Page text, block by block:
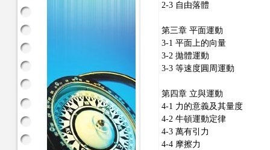
2-3 自由落體
第三章 平面運動
3-1 平面上的向量
3-2 拋體運動
3-3 等速度圓周運動
第四章 立與運動
4-1 力的意義及其量度
4-2 牛頓運動定律
4-3 萬有引力
4-4 摩擦力